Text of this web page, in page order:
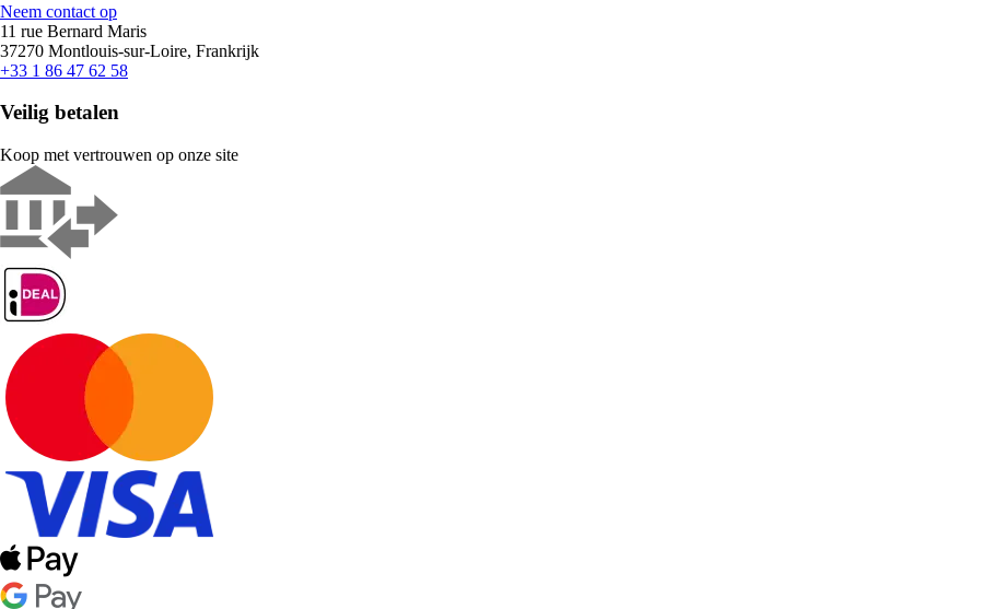
Neem contact op
11 rue Bernard Maris
37270 Montlouis-sur-Loire, Frankrijk
+33 1 86 47 62 58
Veilig betalen
Koop met vertrouwen op onze site